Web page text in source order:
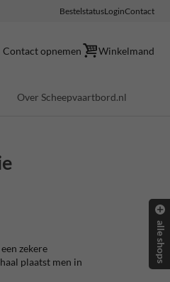
BestelstatusLoginContact
Contact opnemen Winkelmand
Over Scheepvaartbord.nl
zekere
plaatst men in
alle shops